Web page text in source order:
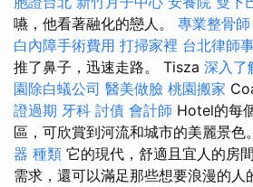
嚥，他看著融化的戀人。 專業整骨師
白內障手術費用 打掃家裡 台北律師
推了鼻子，迅速走路。 Tisza 深入了
園除白蟻公司 醫美做臉 桃園搬家
證過期 牙科 討債 會計師 Hotel的每
區，可欣賞到河流和城市的美麗景色
器 種類 它的現代，舒適且宜人的房
需求，還可以滿足那些想要浪漫的人